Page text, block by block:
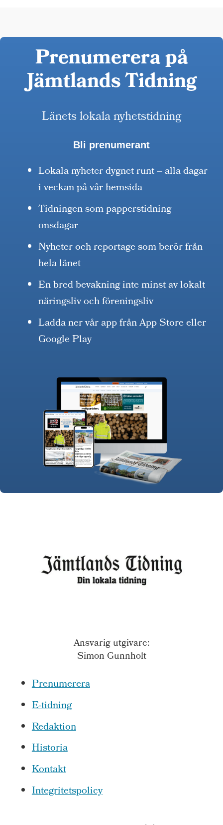
Prenumerera på
Jämtlands Tidning
Länets lokala nyhetstidning
Bli prenumerant
Lokala nyheter dygnet runt – alla dagar
i veckan på vår hemsida
Tidningen som papperstidning
onsdagar
Nyheter och reportage som berör från
hela länet
En bred bevakning inte minst av lokalt
näringsliv och föreningsliv
Ladda ner vår app från App Store eller
Google Play
Ansvarig utgivare:
Simon Gunnholt
Prenumerera
E-tidning
Redaktion
Historia
Kontakt
Integritetspolicy